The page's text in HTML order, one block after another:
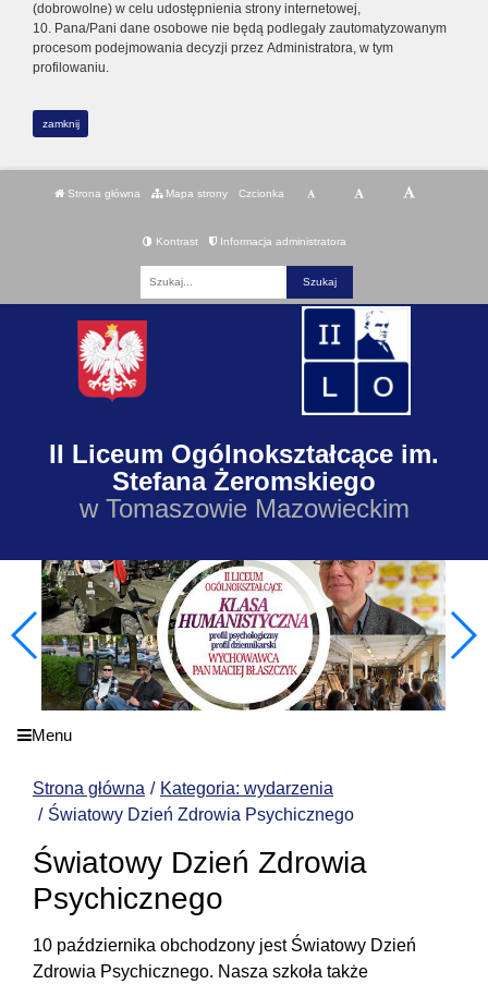
(dobrowolne) w celu udostępnienia strony internetowej,
10. Pana/Pani dane osobowe nie będą podlegały zautomatyzowanym
procesom podejmowania decyzji przez Administratora, w tym
profilowaniu.
zamknij
Strona główna Mapa strony Czcionka
Kontrast Informacja administratora
II Liceum Ogólnokształcące im.
Stefana Żeromskiego
w Tomaszowie Mazowieckim
Menu
Strona główna
Kategoria: wydarzenia
Światowy Dzień Zdrowia Psychicznego
Światowy Dzień Zdrowia
Psychicznego
10 października obchodzony jest Światowy Dzień
Zdrowia Psychicznego. Nasza szkoła także